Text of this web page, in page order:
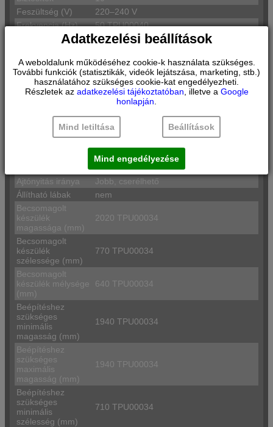
Feszültség (V)
220–240 V
Frekvencia (Hz)
50 TPU00040
Kompresszorok
1
Csatlakozókábel
hossza (cm)
230.0 TPU00006
Dugós csatlakozó
típusa
EU–csatlakozó, földelt
hűtőkörök száma
magassága (mm)
1935 TPU00034
708 TPU00034
548 TPU00034
Ajtónyitás iránya
Jobb, cserélhető
Állítható lábak
nem
Becsomagolt
készülék
magassága (mm)
2020 TPU00034
Becsomagolt
készülék
szélessége (mm)
770 TPU00034
Becsomagolt
készülék mélysége
(mm)
640 TPU00034
Beépítéshez
szükséges
minimális
magasság (mm)
1940 TPU00034
Beépítéshez
szükséges
maximális
magasság (mm)
1940 TPU00034
Beépítéshez
szükséges
minimális
szélesség (mm)
710 TPU00034
Adatkezelési beállítások
A weboldalunk működéséhez cookie-k használata szükséges.
További funkciók (statisztikák, videók lejátszása, marketing, stb.)
használatához szükséges cookie-kat engedélyezheti.
Részletek az adatkezelési tájékoztatóban, illetve a Google
honlapján.
Mind letiltása Beállítások
Mind engedélyezése